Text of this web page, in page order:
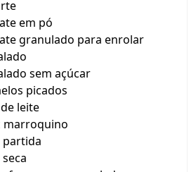
em pó
granulado para enrolar
sem açúcar
picados
leite
marroquino
partida